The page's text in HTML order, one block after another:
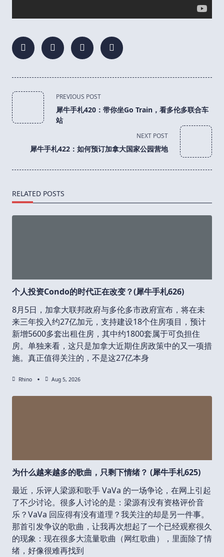
<span
class="nav-
subtitle
reader-
text">Page</span>
PREVIOUS POST
犀牛手札420：带你坐Go Train，看多伦多联合车
站
NEXT POST
犀牛手札422：如何预订加拿大国家公园营地
RELATED POSTS
个人投资Condo的时代正在改变？(犀牛手札626)
8月5日，加拿大联邦政府与多伦多市政府宣布，将在未
来三年投入约27亿加元，支持建设18个住房项目，预计
新增5600多套出租住房，其中约1800套属于可负担住
房。单独来看，这只是加拿大近期住房政策中的又一项措
施。真正值得关注的，不是这27亿本身
Rhino Aug 5, 2026
为什么越来越多的歌曲，只剩下情绪？ (犀牛手札625)
最近，乐评人梁源和歌手 VaVa 的一场争论，在网上引起
了不少讨论。很多人讨论的是：梁源有没有资格评价音
乐？VaVa 回应得有没有道理？我关注的却是另一件事。
那首引发争议的歌曲，让我再次想起了一个已经观察很久
的现象：现在很多大流量歌曲（网红歌曲），里面除了情
绪，好像很难再找到